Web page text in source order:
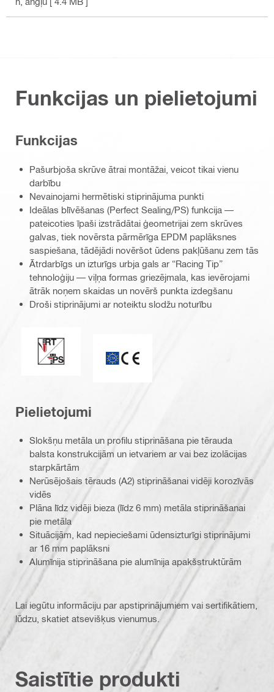
Funkcijas un pielietojumi
Funkcijas
Pašurbjoša skrūve ātrai montāžai, veicot tikai vienu
darbību
Nevainojami hermētiski stiprinājuma punkti
Ideālas blīvēšanas (Perfect Sealing/PS) funkcija —
pateicoties īpaši izstrādātai ģeometrijai zem skrūves
galvas, tiek novērsta pārmērīga EPDM paplāksnes
saspiešana, tādējādi novēršot ūdens pakļūšanu zem tās
Ātrdarbīgs un izturīgs urbja gals ar “Racing Tip”
tehnoloģiju — viļņa formas griezējmala, kas ievērojami
ātrāk noņem skaidas un novērš punkta izdegšanu
Droši stiprinājumi ar noteiktu slodžu noturību
Perfekts blīvēšanas/paātrināšanas uzgalis
Pielietojumi
Slokšņu metāla un profilu stiprināšana pie tērauda
balsta konstrukcijām un ietvariem ar vai bez izolācijas
starpkārtām
Nerūsējošais tērauds (A2) stiprināšanai vidēji korozīvās
vidēs
Plāna līdz vidēji bieza (līdz 6 mm) metāla stiprināšanai
pie metāla
Situācijām, kad nepieciešami ūdensizturīgi stiprinājumi
ar 16 mm paplāksni
Alumīnija stiprināšana pie alumīnija apakšstruktūrām
Lai iegūtu informāciju par apstiprinājumiem vai sertifikātiem,
lūdzu, skatiet atsevišķus vienumus.
Saistītie produkti